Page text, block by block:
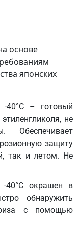
основе
японских
-40°C – готовый
не
защиту
так и летом. Не
-40°C окрашен в
обнаружить
с помощью